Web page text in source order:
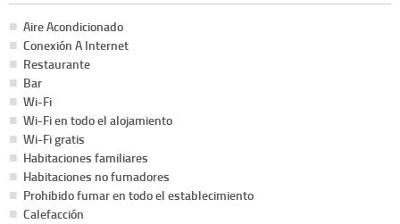
Aire Acondicionado
Conexión A Internet
Restaurante
Bar
Wi-Fi
Wi-Fi en todo el alojamiento
Wi-Fi gratis
Habitaciones familiares
Habitaciones no fumadores
Prohibido fumar en todo el establecimiento
Calefacción